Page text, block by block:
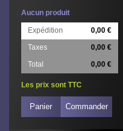
Aucun produit
Expédition
0,00 €
Taxes
0,00 €
Total
0,00 €
Les prix sont TTC
Panier Commander